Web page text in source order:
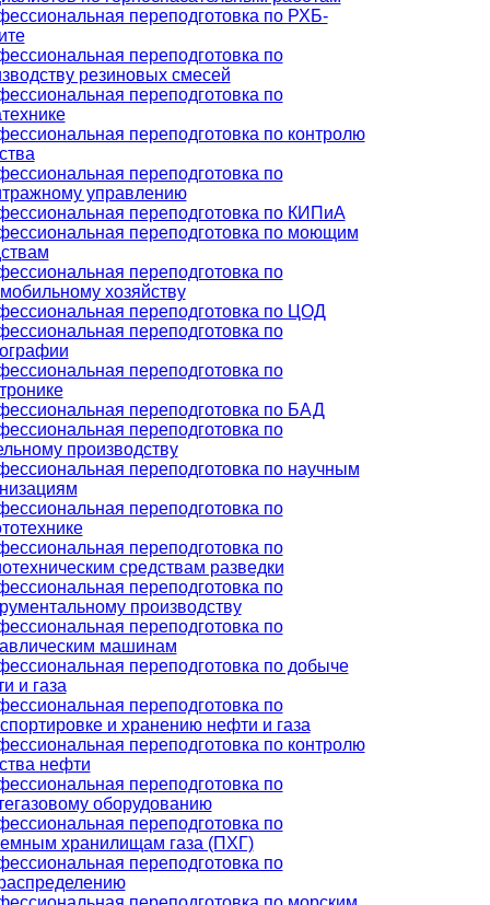
переподготовка по РХБ-
переподготовка по
резиновых смесей
переподготовка по
переподготовка по контролю
переподготовка по
управлению
переподготовка по КИПиА
переподготовка по моющим
переподготовка по
хозяйству
переподготовка по ЦОД
переподготовка по
переподготовка по
переподготовка по БАД
переподготовка по
производству
переподготовка по научным
переподготовка по
переподготовка по
средствам разведки
переподготовка по
производству
переподготовка по
машинам
переподготовка по добыче
и газа
переподготовка по
и хранению нефти и газа
переподготовка по контролю
нефти
переподготовка по
оборудованию
переподготовка по
хранилищам газа (ПХГ)
переподготовка по